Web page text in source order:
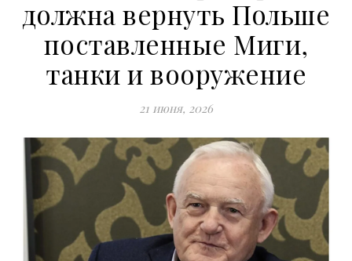
должна вернуть Польше
поставленные Миги,
танки и вооружение
21 июня, 2026